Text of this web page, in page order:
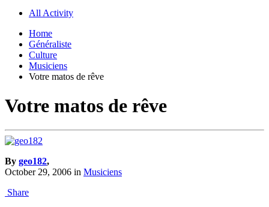
All Activity
Home
Généraliste
Culture
Musiciens
Votre matos de rêve
Votre matos de rêve
By geo182,
October 29, 2006 in Musiciens
Share